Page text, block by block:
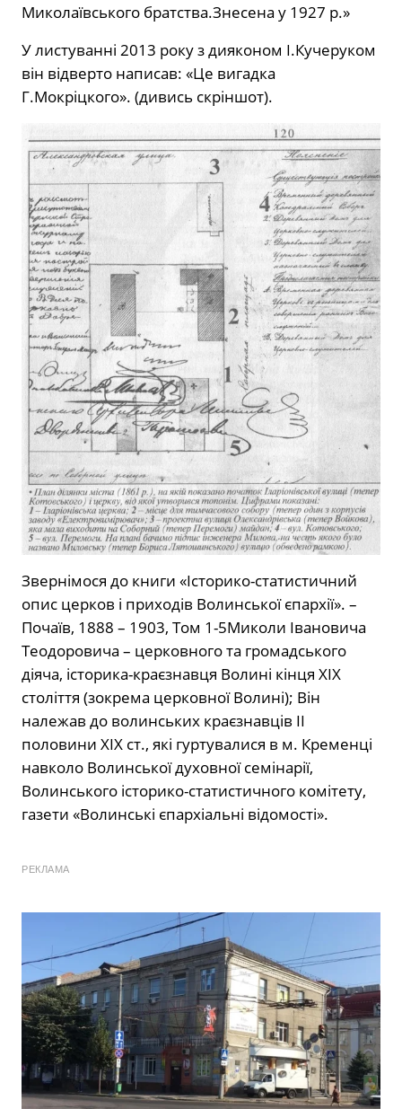
Миколаївського братства.Знесена у 1927 р.»
У листуванні 2013 року з дияконом І.Кучеруком
він відверто написав: «Це вигадка
Г.Мокріцкого». (дивись скріншот).
Звернімося до книги «Історико-статистичний
опис церков і приходів Волинської єпархії». –
Почаїв, 1888 – 1903, Том 1-5Миколи Івановича
Теодоровича – церковного та громадського
діяча, історика-краєзнавця Волині кінця XIX
століття (зокрема церковної Волині); Він
належав до волинських краєзнавців II
половини XIX ст., які гуртувалися в м. Кременці
навколо Волинської духовної семінарії,
Волинського історико-статистичного комітету,
газети «Волинські єпархіальні відомості».
РЕКЛАМА